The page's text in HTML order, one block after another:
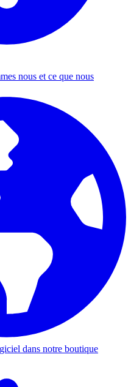
nous et ce que nous
dans notre boutique